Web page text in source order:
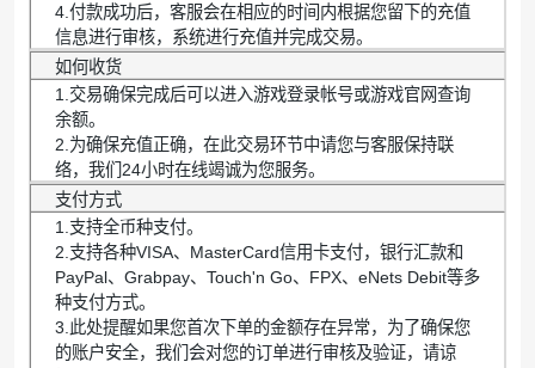
4.付款成功后，客服会在相应的时间内根据您留下的充值
信息进行审核，系统进行充值并完成交易。
如何收货
1.交易确保完成后可以进入游戏登录帐号或游戏官网查询
余额。
2.为确保充值正确，在此交易环节中请您与客服保持联
络，我们24小时在线竭诚为您服务。
支付方式
1.支持全币种支付。
2.支持各种VISA、MasterCard信用卡支付，银行汇款和
PayPal、Grabpay、Touch'n Go、FPX、eNets Debit等多
种支付方式。
3.此处提醒如果您首次下单的金额存在异常，为了确保您
的账户安全，我们会对您的订单进行审核及验证，请谅